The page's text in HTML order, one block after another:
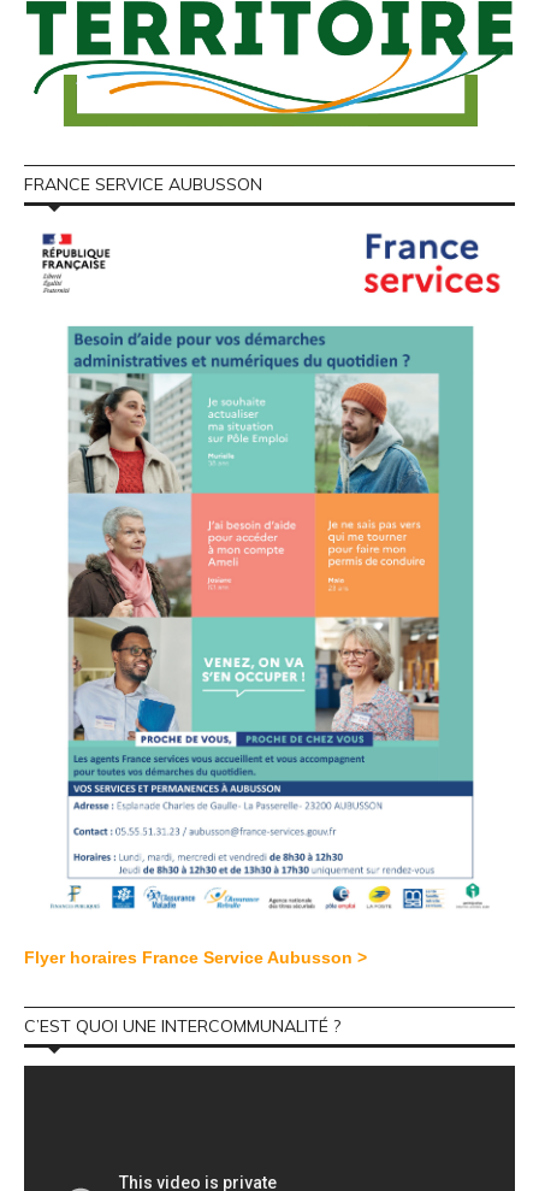
FRANCE SERVICE AUBUSSON
Flyer horaires France Service Aubusson >
C’EST QUOI UNE INTERCOMMUNALITÉ ?